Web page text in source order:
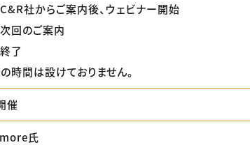
社からご案内後、ウェビナー開始
回のご案内
了
時間は設けておりません。
催
氏